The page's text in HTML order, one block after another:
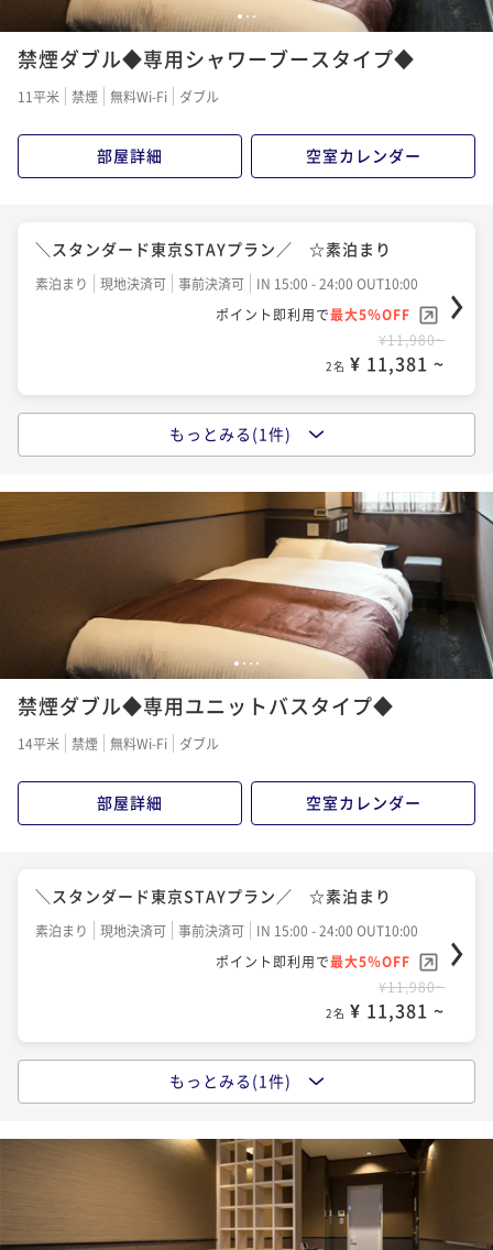
1 2 3
禁煙ダブル◆専用シャワーブースタイプ◆
11平米 禁煙 無料Wi-Fi ダブル
部屋詳細 空室カレンダー
＼スタンダード東京STAYプラン／ ☆素泊まり
素泊まり 現地決済可 事前決済可
IN 15:00 - 24:00 OUT10:00
ポイント即利用で最大5％OFF
¥11,980~
2名 ¥ 11,381 ~
＼スタンダード東京STAYプラン／ ★朝食付き
ポイント即利用で最大5％OFF
2名 ¥ 14,801 ~
もっとみる(1件)
1 2 3 4
禁煙ダブル◆専用ユニットバスタイプ◆
14平米 禁煙 無料Wi-Fi ダブル
部屋詳細 空室カレンダー
＼スタンダード東京STAYプラン／ ☆素泊まり
素泊まり 現地決済可 事前決済可
IN 15:00 - 24:00 OUT10:00
ポイント即利用で最大5％OFF
¥11,980~
2名 ¥ 11,381 ~
＼スタンダード東京STAYプラン／ ★朝食付き
ポイント即利用で最大5％OFF
¥15,580~
2名 ¥ 14,801 ~
もっとみる(1件)